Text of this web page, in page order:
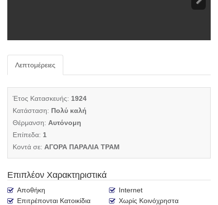
Λεπτομέρειες
Έτος Κατασκευής: 1924
Κατάσταση: Πολύ καλή
Θέρμανση: Αυτόνομη
Επίπεδα: 1
Κοντά σε: ΑΓΟΡΑ ΠΑΡΑΛΙΑ ΤΡΑΜ
Επιπλέον Χαρακτηριστικά
Αποθήκη
Internet
Επιτρέπονται Κατοικίδια
Χωρίς Κοινόχρηστα